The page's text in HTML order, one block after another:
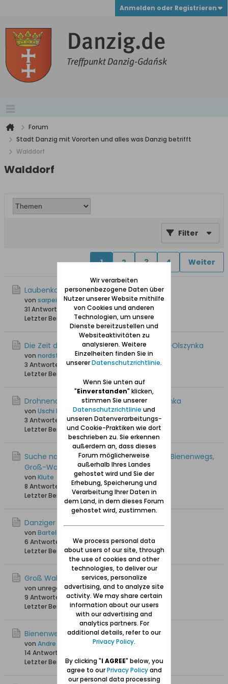
Anmelden oder Registrieren
Forum
Stadt Danzig mit Vororten und alles was Danzig betrifft
Walddorf
Walddorf
Filter
1 2 3 4 Weiter
Laubenkolonien Groß-Walddorf
von sarpei
31 Antworten
43.128 Hits0 Likes
Letzter Beitrag
07.07.2023, 15:44
Die Zeit der Schlittenfahrten in Walddorf-Olszynka
von nordsternxxl
3 Antworten
19.968 Hits0 Likes
Letzter Beitrag
Drohnenaufnahme über Walddorf/Olszynka
von Uschi Danziger
3 Antworten
4.432 Hits0 Likes
Letzter Beitrag10.02.2022, 11:09
Suche nach ehemaligen Bewohnern des Bienenwegs,
Groß-Walddorf für Projekt
von Klute
8 Antworten
5.793 Hits0 Likes
Letzter Beitrag
05.12.2021, 13:55
Danziger Bauamt (Region !)
von Bartels
6 Antworten
6.359 Hits0 Likes
Letzter Beitrag26.04.2021, 09:58
Groß Walddorf
von unregestriert
9 Antworten
20.331 Hits0 Likes
Letzter Beitrag09.12.2020, 19:19
Bienenweg
von Andre
14 Antworten
Letzter Beitrag 06.07.2020, 08:39
Wir verarbeiten
personenbezogene Daten über
Nutzer unserer Website mithilfe
von Cookies und anderen
Technologien, um unsere
Dienste bereitzustellen und
Websiteaktivitäten zu
analysieren. Weitere
Einzelheiten finden Sie in
unsererDatenschutzrichtlinie.
Wenn Sie unten auf
"Einverstanden" klicken,
stimmen Sie unserer
Datenschutzrichtlinie und
unseren Datenverarbeitungs-
und Cookie-Praktiken wie dort
beschrieben zu. Sie erkennen
außerdem an, dass dieses
Forum möglicherweise
außerhalb Ihres Landes
gehostet wird und Sie der
Erhebung, Speicherung und
Verarbeitung Ihrer Daten in
dem Land, in dem dieses Forum
gehostet wird, zustimmen.
We process personal data
about users of our site, through
the use of cookies and other
technologies, to deliver our
services, personalize
advertising, and to analyze site
activity. We may share certain
information about our users
with our advertising and
analytics partners. For
additional details, refer to our
Privacy Policy.
By clicking "I AGREE" below, you
agree to ourPrivacy Policyand
our personal data processing